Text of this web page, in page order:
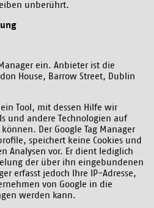
unberührt.
ein. Anbieter ist die
House, Barrow Street, Dublin
ein Tool, mit dessen Hilfe wir
und andere Technologien auf
Der Google Tag Manager
speichert keine Cookies und
Analysen vor. Er dient lediglich
der über ihn eingebundenen
erfasst jedoch Ihre IP-Adresse,
von Google in die
werden kann.